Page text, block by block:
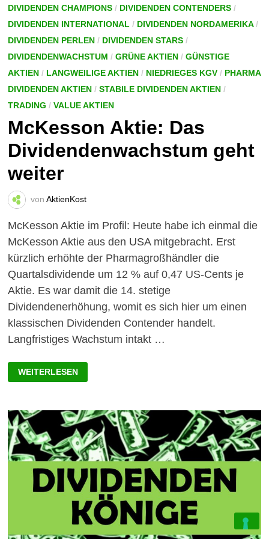
DIVIDENDEN CHAMPIONS/ DIVIDENDEN CONTENDERS/
DIVIDENDEN INTERNATIONAL / DIVIDENDEN NORDAMERIKA/
DIVIDENDEN PERLEN/ DIVIDENDEN STARS/
DIVIDENDENWACHSTUM / GRÜNE AKTIEN/ GÜNSTIGE
AKTIEN/ LANGWEILIGE AKTIEN/ NIEDRIEGES KGV/ PHARMA
DIVIDENDEN AKTIEN/ STABILE DIVIDENDEN AKTIEN/
TRADING / VALUE AKTIEN
McKesson Aktie: Das
Dividendenwachstum geht
weiter
von AktienKost
McKesson Aktie im Profil: Heute habe ich einmal die
McKesson Aktie aus den USA mitgebracht. Erst
kürzlich erhöhte der Pharmagroßhändler die
Quartalsdividende um 12 % auf 0,47 US-Cents je
Aktie. Es war damit die 14. stetige
Dividendenerhöhung, womit es sich hier um einen
klassischen Dividenden Contender handelt.
Langfristiges Wachstum intakt …
MCKESSON
AKTIE:
DAS
WEITER
WEITERLESEN